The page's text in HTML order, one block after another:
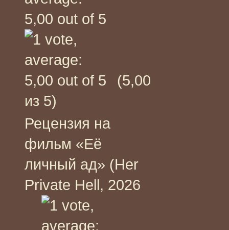
(5,00
из 5)
Рецензия на
фильм «Её
личный ад» (Her
Private Hell, 2026